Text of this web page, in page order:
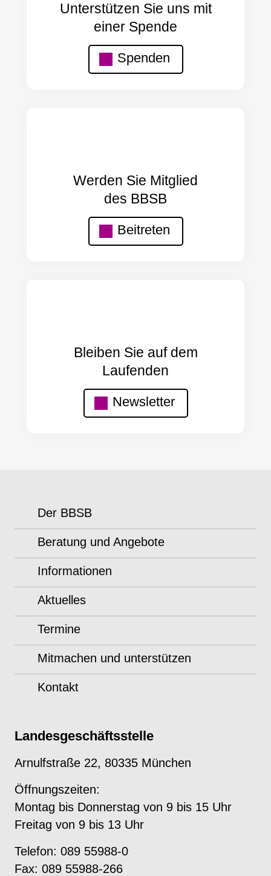
Unterstützen Sie uns mit
einer Spende
Spenden
Werden Sie Mitglied
des BBSB
Beitreten
Bleiben Sie auf dem
Laufenden
Newsletter
Der BBSB
Beratung und Angebote
Informationen
Aktuelles
Termine
Mitmachen und unterstützen
Kontakt
Landesgeschäftsstelle
Arnulfstraße 22, 80335 München
Öffnungszeiten:
Montag bis Donnerstag von 9 bis 15 Uhr
Freitag von 9 bis 13 Uhr
Telefon: 089 55988-0
Fax: 089 55988-266